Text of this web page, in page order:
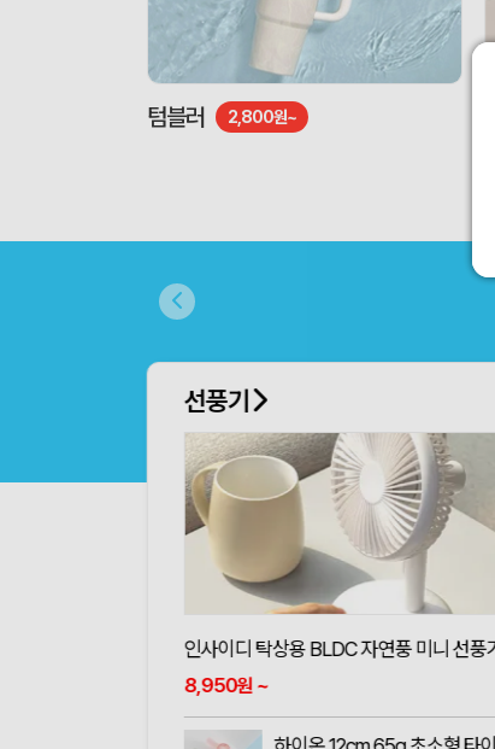
텀블러 2,800원~
선풍기
8,950원 ~